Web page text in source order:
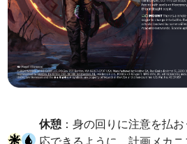
休憩 ：身の回りに注意を払